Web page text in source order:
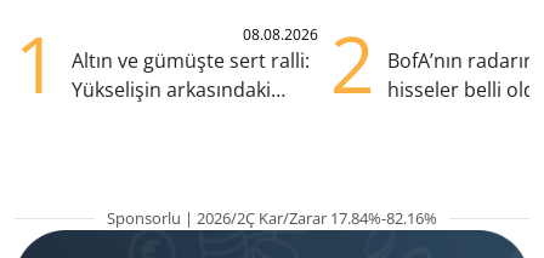
1 08.08.2026
Altın ve gümüşte sert ralli:
Yükselişin arkasındaki
2
BofA’nın
hisseler belli
Sponsorlu | 2026/2Ç Kar/Zarar 17.84%-82.16%